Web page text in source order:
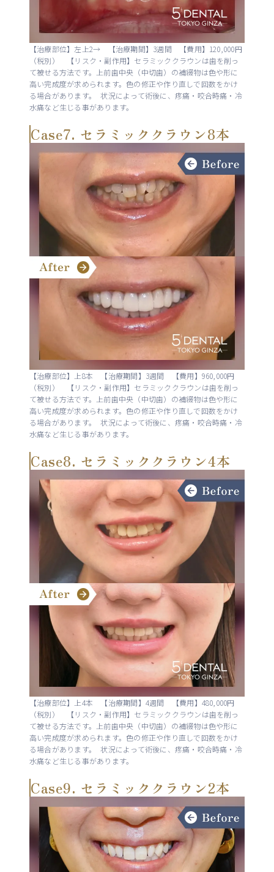
【治療部位】左上2→ 【治療期間】3週間 【費用】120,000円
（税別） 【リスク・副作用】セラミッククラウンは歯を削っ
て被せる方法です。上前歯中央（中切歯）の補綴物は色や形に
高い完成度が求められます。色の修正や作り直しで回数をかけ
る場合があります。 状況によって術後に、疼痛・咬合時痛・冷
水痛など生じる事があります。
Case7. セラミッククラウン8本
【治療部位】上8本 【治療期間】3週間 【費用】960,000円
（税別） 【リスク・副作用】セラミッククラウンは歯を削っ
て被せる方法です。上前歯中央（中切歯）の補綴物は色や形に
高い完成度が求められます。色の修正や作り直しで回数をかけ
る場合があります。 状況によって術後に、疼痛・咬合時痛・冷
水痛など生じる事があります。
Case8. セラミッククラウン4本
【治療部位】上4本 【治療期間】4週間 【費用】480,000円
（税別） 【リスク・副作用】セラミッククラウンは歯を削っ
て被せる方法です。上前歯中央（中切歯）の補綴物は色や形に
高い完成度が求められます。色の修正や作り直しで回数をかけ
る場合があります。 状況によって術後に、疼痛・咬合時痛・冷
水痛など生じる事があります。
Case9. セラミッククラウン2本